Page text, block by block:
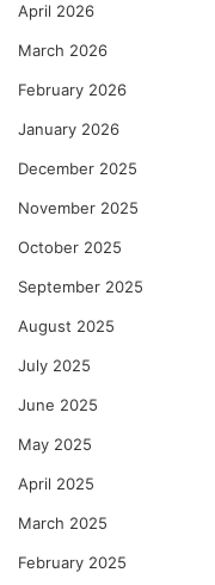
April 2026
March 2026
February 2026
January 2026
December 2025
November 2025
October 2025
September 2025
August 2025
July 2025
June 2025
May 2025
April 2025
March 2025
February 2025